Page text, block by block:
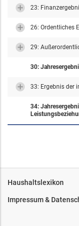
23:
26: Ordentliches
29:
30:
33: Ergebnis der
34:
Haushaltslexikon
Impressum &